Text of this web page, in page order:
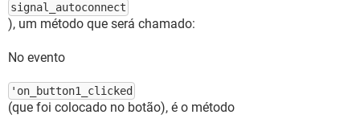
signal_autoconnect
), um método que será chamado:
No evento
'on_button1_clicked
(que foi colocado no botão), é o método